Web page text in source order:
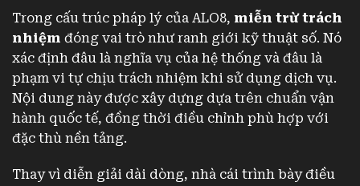
Trong cấu trúc pháp lý của ALO8, miễn trừ trách
nhiệm đóng vai trò như ranh giới kỹ thuật số. Nó
xác định đâu là nghĩa vụ của hệ thống và đâu là
phạm vi tự chịu trách nhiệm khi sử dụng dịch vụ.
Nội dung này được xây dựng dựa trên chuẩn vận
hành quốc tế, đồng thời điều chỉnh phù hợp với
đặc thù nền tảng.
Thay vì diễn giải dài dòng, nhà cái trình bày điều